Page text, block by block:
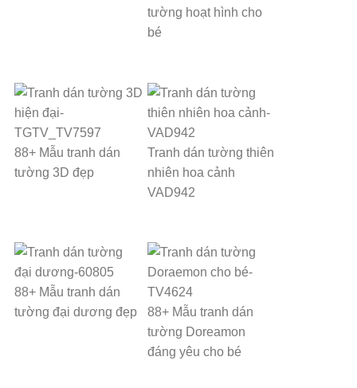
tường hoạt hình cho
bé
88+ Mẫu tranh dán
tường 3D đẹp
Tranh dán tường thiên
nhiên hoa cảnh
VAD942
88+ Mẫu tranh dán
tường đại dương đẹp
88+ Mẫu tranh dán
tường Doreamon
đáng yêu cho bé